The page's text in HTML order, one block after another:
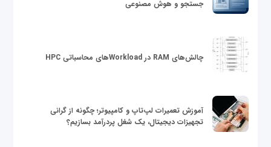
جستجو و هوش مصنوعی
چالش‌های RAM در Workloadهای محاسباتی HPC
آموزش تعمیرات لپ‌تاپ و کامپیوتر؛ چگونه از گرانی
تجهیزات دیجیتال، یک شغل پردرآمد بسازیم؟